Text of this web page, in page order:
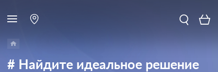
# Найдите идеальное решение